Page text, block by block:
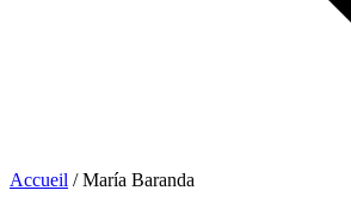
Accueil / María Baranda